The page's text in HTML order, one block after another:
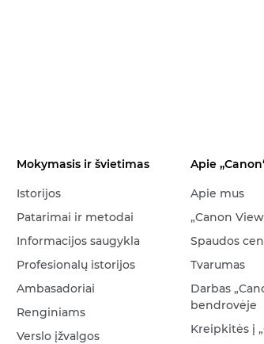
Mokymasis ir švietimas
Istorijos
Patarimai ir metodai
Informacijos saugykla
Profesionalų istorijos
Ambasadoriai
Renginiams
Verslo įžvalgos
Apie
Apie mus
„Canon
Spaudos
Tvarumas
Darbas
bendrovėje
Kreipkitės į